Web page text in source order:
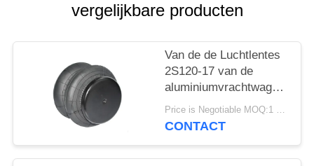
SITEMAP
PRIVACY
BELEID
vergelijkbare producten
Van de de Luchtlentes
2S120-17 van de
aluminiumvrachtwagen
van de de
Luchtblaasbalg de Auto
Price is Negotiable MOQ:1 PC
CONTACT